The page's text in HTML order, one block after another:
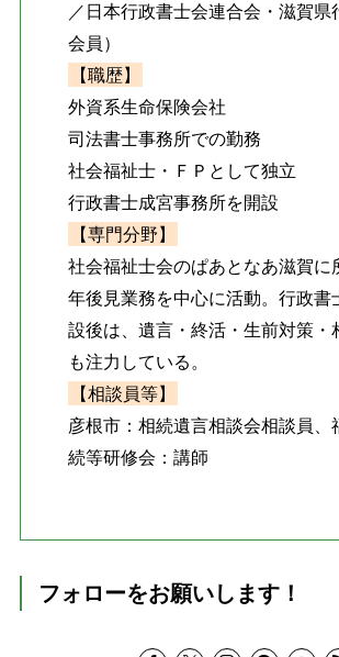
／日本行政書士会連合会・滋賀県
会員）
【職歴】
外資系生命保険会社
司法書士事務所での勤務
社会福祉士・ＦＰとして独立
行政書士成宮事務所を開設
【専門分野】
社会福祉士会のぱあとなあ滋賀に
年後見業務を中心に活動。行政書
設後は、遺言・終活・生前対策・
も注力している。
【相談員等】
彦根市：相続遺言相談会相談員、
続等研修会：講師
フォローをお願いします！